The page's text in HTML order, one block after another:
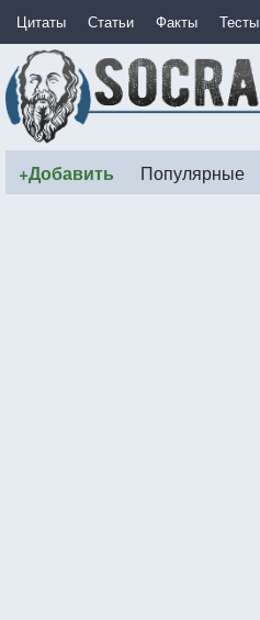
Цитаты Статьи Факты Тесты
+Добавить Популярные